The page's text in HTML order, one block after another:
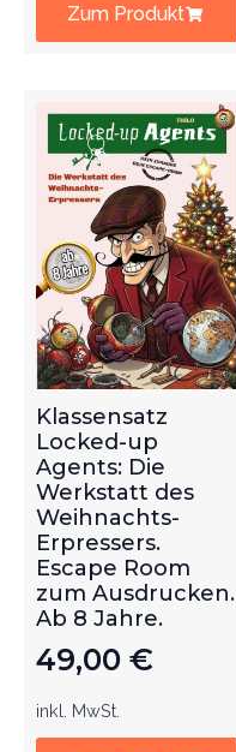
Zum Produkt
Klassensatz
Locked-up
Agents: Die
Werkstatt des
Weihnachts-
Erpressers.
Escape Room
zum Ausdrucken.
Ab 8 Jahre.
49,00 €
inkl. MwSt.